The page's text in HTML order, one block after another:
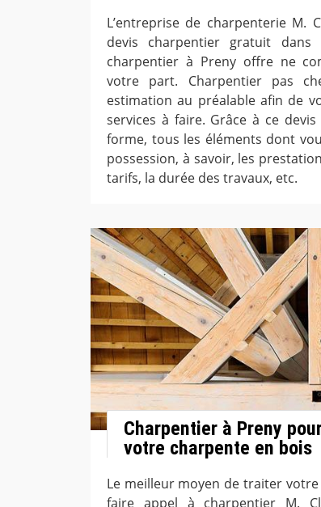
L’entreprise de charpenterie M.
devis charpentier gratuit
charpentier à Preny offre ne
votre part. Charpentier pas
estimation au préalable afin de
services à faire. Grâce à ce
forme, tous les éléments dont
possession, à savoir, les
tarifs, la durée des travaux, etc.
Charpentier à Preny
votre charpente en bois
Le meilleur moyen de traiter
faire appel à charpentier M.